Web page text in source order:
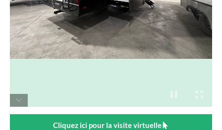
Cliquez ici pour la visite virtuelle